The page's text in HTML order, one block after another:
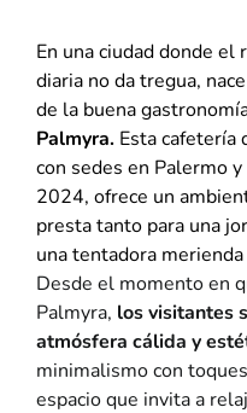
En una ciudad donde
diaria no da tregua,
de la buena
Palmyra. Esta cafetería
con sedes en Palermo
2024, ofrece un
presta tanto para una
una tentadora
Desde el momento en
Palmyra, los visitantes
atmósfera cálida y
minimalismo con
espacio que invita a